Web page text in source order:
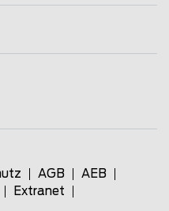
AGB
AEB
Extranet